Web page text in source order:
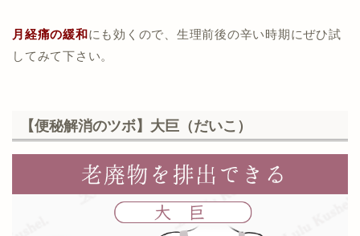
月経痛の緩和 にも効くので、生理前後の辛い時期にぜひ試
してみて下さい。
【便秘解消のツボ】大巨（だいこ）